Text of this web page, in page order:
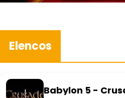
Elencos
Babylon 5 -